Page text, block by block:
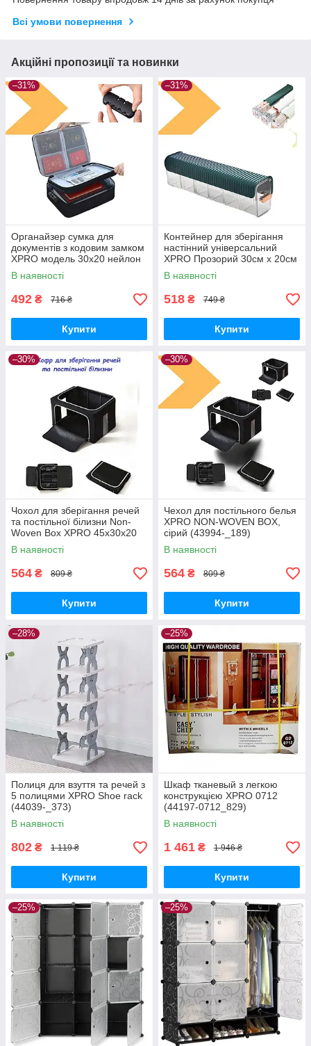
Всі умови повернення
Акційні пропозиції та новинки
–31%
Органайзер сумка для
документів з кодовим замком
XPRO модель 30х20 нейлон
чорний (43860-_240)
В наявності
492 ₴ 716 ₴
Купити
–31%
Контейнер для зберігання
настінний універсальний
XPRO Прозорий 30см х 20см
х 15см (43879-_152)
В наявності
518 ₴ 749 ₴
Купити
–30%
Чохол для зберігання речей
та постільної білизни Non-
Woven Box XPRO 45x30x20
см (43994-_195)
В наявності
564 ₴ 809 ₴
Купити
–30%
Чехол для постільного белья
XPRO NON-WOVEN BOX,
сірий (43994-_189)
В наявності
564 ₴ 809 ₴
Купити
–28%
Полиця для взуття та речей з
5 полицями XPRO Shoe rack
(44039-_373)
В наявності
802 ₴ 1 119 ₴
Купити
–25%
Шкаф тканевый з легкою
конструкцією XPRO 0712
(44197-0712_829)
В наявності
1 461 ₴ 1 946 ₴
Купити
–25% –25%